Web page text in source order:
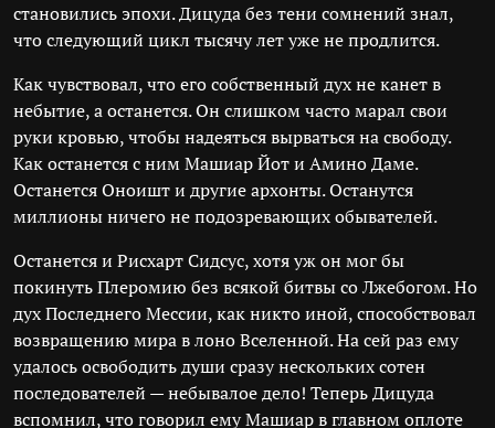
становились эпохи. Дицуда без тени сомнений знал,
что следующий цикл тысячу лет уже не продлится.
Как чувствовал, что его собственный дух не канет в
небытие, а останется. Он слишком часто марал свои
руки кровью, чтобы надеяться вырваться на свободу.
Как останется с ним Машиар Йот и Амино Даме.
Останется Оноишт и другие архонты. Останутся
миллионы ничего не подозревающих обывателей.
Останется и Рисхарт Сидсус, хотя уж он мог бы
покинуть Плеромию без всякой битвы со Лжебогом. Но
дух Последнего Мессии, как никто иной, способствовал
возвращению мира в лоно Вселенной. На сей раз ему
удалось освободить души сразу нескольких сотен
последователей — небывалое дело! Теперь Дицуда
вспомнил, что говорил ему Машиар в главном оплоте